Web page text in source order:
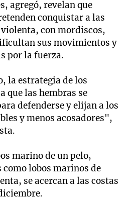
agregó, revelan que
conquistar a las
con mordiscos,
sus movimientos y
por la fuerza.
la estrategia de los
que las hembras se
defenderse y elijan a los
y menos acosadores",
marino de un pelo,
lobos marinos de
se acercan a las costas